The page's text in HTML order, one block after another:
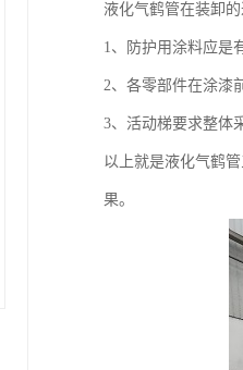
液化气鹤管在装卸
1、防护用涂料应是
2、各零部件在涂漆
3、活动梯要求整体
以上就是液化气鹤
果。